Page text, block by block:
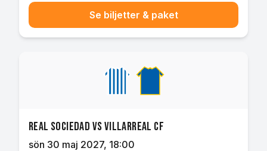
Se biljetter & paket
Real Sociedad vs Villarreal CF
sön 30 maj 2027, 18:00